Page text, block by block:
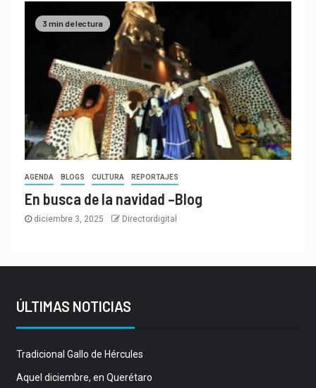
3 min de lectura
AGENDA BLOGS CULTURA REPORTAJES
En busca de la navidad –Blog
diciembre 3, 2025 Directordigital
ÚLTIMAS NOTICIAS
Tradicional Gallo de Hércules
Aquel diciembre, en Querétaro